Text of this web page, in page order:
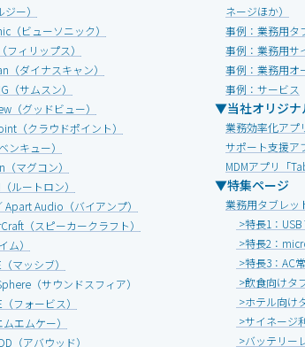
ー）
（ビューソニック）
フィリップス）
（ダイナスキャン）
（サムスン）
（グッドビュー）
（クラウドポイント）
ンキュー）
マグコン）
ルートロン）
Apart Audio（バイアンプ）
（スピーカークラフト）
ム）
マッシブ）
（サウンドスフィア）
（フォービス）
エムケー）
（アバウッド）
ネージほか）
事例：業務用タ
事例：業務用サ
事例：業務用オ
事例：サービス
▼当社オリジナ
業務効率化アプ
サポート支援ア
MDMアプリ「
▼特集ページ
業務用タブレッ
>特長1：
>特長2：
>特長3：AC
>飲食向けタ
>ホテル向け
>サイネージ
>バッテリー